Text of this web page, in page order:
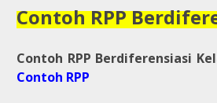
Contoh RPP
Contoh RPP Berdiferensiasi
Contoh RPP